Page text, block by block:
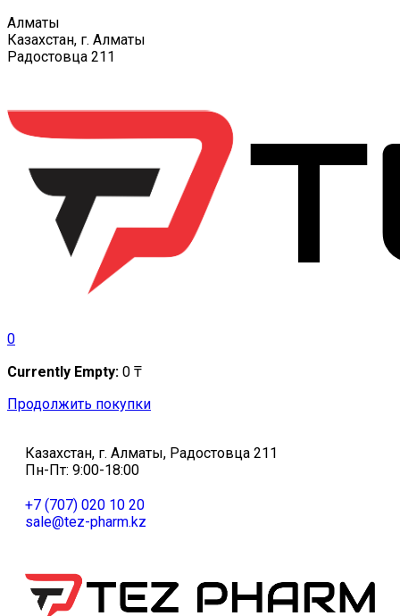
Алматы
Казахстан, г. Алматы
Радостовца 211
0
Currently Empty: 0 ₸
Продолжить покупки
Казахстан, г. Алматы, Радостовца 211
Пн-Пт: 9:00-18:00
+7 (707) 020 10 20
sale@tez-pharm.kz